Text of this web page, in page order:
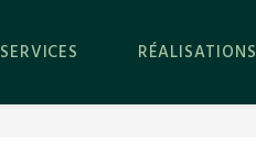
SERVICES RÉALISATIONS